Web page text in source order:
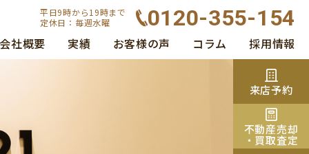
平日9時から19時まで
定休日：毎週水曜
0120-355-154
会社概要 実績 お客様の声 コラム 採用情報
来店予約
不動産売却
・買取査定